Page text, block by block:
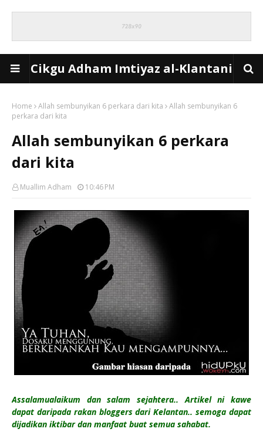
Cikgu Adham Imtiyaz al-Klantani
Home Allah sembunyikan 6 perkara dari kita
Allah sembunyikan 6
perkara dari kita
Allah sembunyikan 6 perkara
dari kita
Muallim Adham 10:46 PM
Assalamualaikum dan salam sejahtera.. Artikel ni kawe
dapat daripada rakan bloggers dari Kelantan.. semoga dapat
dijadikan iktibar dan manfaat buat semua sahabat.